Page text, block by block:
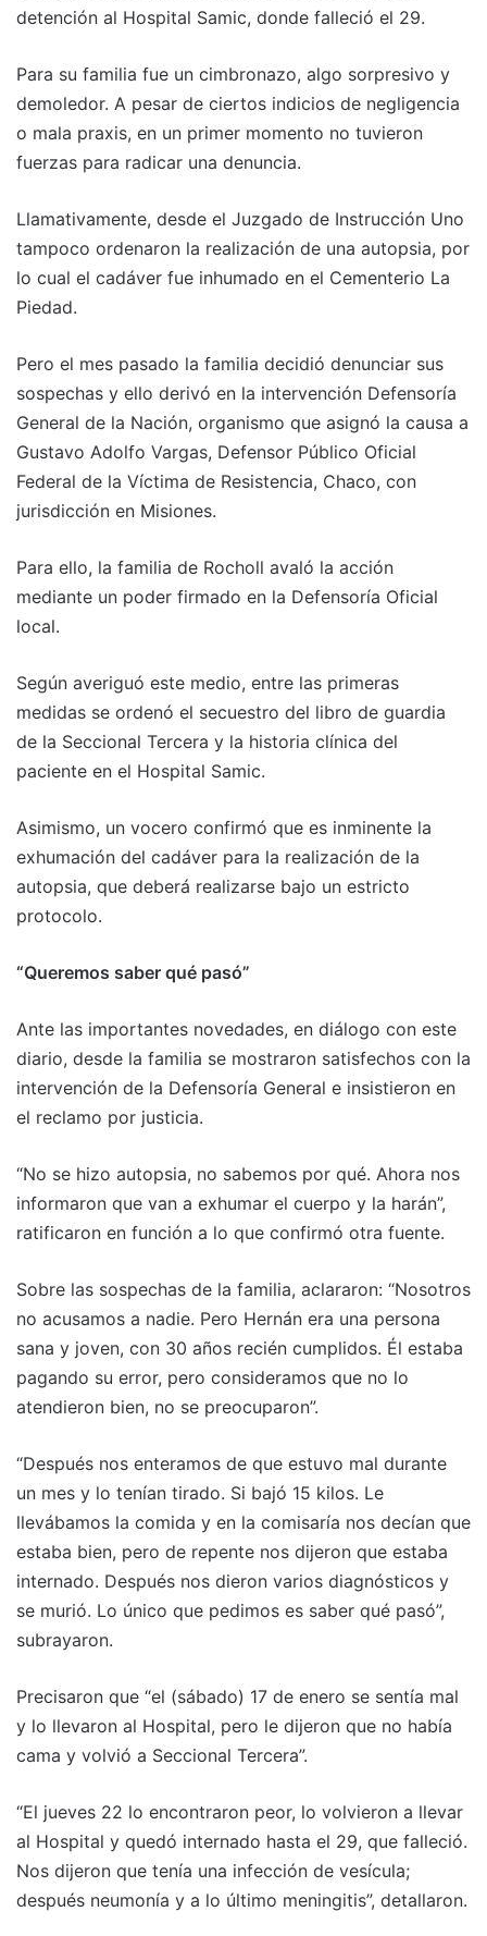
detención al Hospital Samic, donde falleció el 29.
Para su familia fue un cimbronazo, algo sorpresivo y
demoledor. A pesar de ciertos indicios de negligencia
o mala praxis, en un primer momento no tuvieron
fuerzas para radicar una denuncia.
Llamativamente, desde el Juzgado de Instrucción Uno
tampoco ordenaron la realización de una autopsia, por
lo cual el cadáver fue inhumado en el Cementerio La
Piedad.
Pero el mes pasado la familia decidió denunciar sus
sospechas y ello derivó en la intervención Defensoría
General de la Nación, organismo que asignó la causa a
Gustavo Adolfo Vargas, Defensor Público Oficial
Federal de la Víctima de Resistencia, Chaco, con
jurisdicción en Misiones.
Para ello, la familia de Rocholl avaló la acción
mediante un poder firmado en la Defensoría Oficial
local.
Según averiguó este medio, entre las primeras
medidas se ordenó el secuestro del libro de guardia
de la Seccional Tercera y la historia clínica del
paciente en el Hospital Samic.
Asimismo, un vocero confirmó que es inminente la
exhumación del cadáver para la realización de la
autopsia, que deberá realizarse bajo un estricto
protocolo.
“Queremos saber qué pasó”
Ante las importantes novedades, en diálogo con este
diario, desde la familia se mostraron satisfechos con la
intervención de la Defensoría General e insistieron en
el reclamo por justicia.
“No se hizo autopsia, no sabemos por qué. Ahora nos
informaron que van a exhumar el cuerpo y la harán”,
ratificaron en función a lo que confirmó otra fuente.
Sobre las sospechas de la familia, aclararon: “Nosotros
no acusamos a nadie. Pero Hernán era una persona
sana y joven, con 30 años recién cumplidos. Él estaba
pagando su error, pero consideramos que no lo
atendieron bien, no se preocuparon”.
“Después nos enteramos de que estuvo mal durante
un mes y lo tenían tirado. Si bajó 15 kilos. Le
llevábamos la comida y en la comisaría nos decían que
estaba bien, pero de repente nos dijeron que estaba
internado. Después nos dieron varios diagnósticos y
se murió. Lo único que pedimos es saber qué pasó”,
subrayaron.
Precisaron que “el (sábado) 17 de enero se sentía mal
y lo llevaron al Hospital, pero le dijeron que no había
cama y volvió a Seccional Tercera”.
“El jueves 22 lo encontraron peor, lo volvieron a llevar
al Hospital y quedó internado hasta el 29, que falleció.
Nos dijeron que tenía una infección de vesícula;
después neumonía y a lo último meningitis”, detallaron.